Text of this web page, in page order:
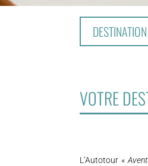
DESTINATION
VOTRE
L’Autotour «